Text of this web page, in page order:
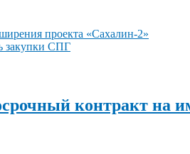
проекта «Сахалин-2»
закупки СПГ
контракт на